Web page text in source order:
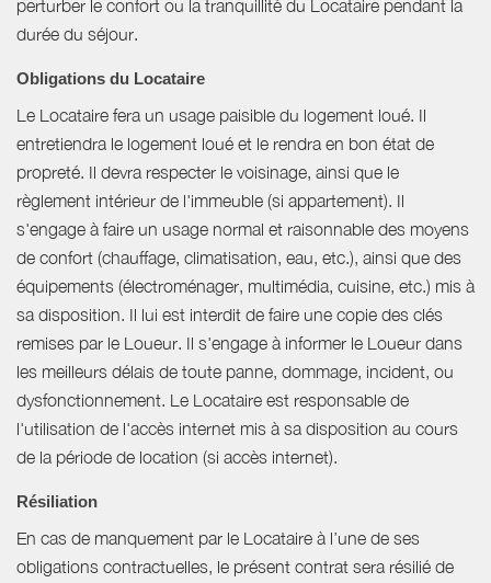
perturber le confort ou la tranquillité du Locataire pendant la
durée du séjour.
Obligations du Locataire
Le Locataire fera un usage paisible du logement loué. Il
entretiendra le logement loué et le rendra en bon état de
propreté. Il devra respecter le voisinage, ainsi que le
règlement intérieur de l'immeuble (si appartement). Il
s'engage à faire un usage normal et raisonnable des moyens
de confort (chauffage, climatisation, eau, etc.), ainsi que des
équipements (électroménager, multimédia, cuisine, etc.) mis à
sa disposition. Il lui est interdit de faire une copie des clés
remises par le Loueur. Il s'engage à informer le Loueur dans
les meilleurs délais de toute panne, dommage, incident, ou
dysfonctionnement. Le Locataire est responsable de
l'utilisation de l'accès internet mis à sa disposition au cours
de la période de location (si accès internet).
Résiliation
En cas de manquement par le Locataire à l’une de ses
obligations contractuelles, le présent contrat sera résilié de